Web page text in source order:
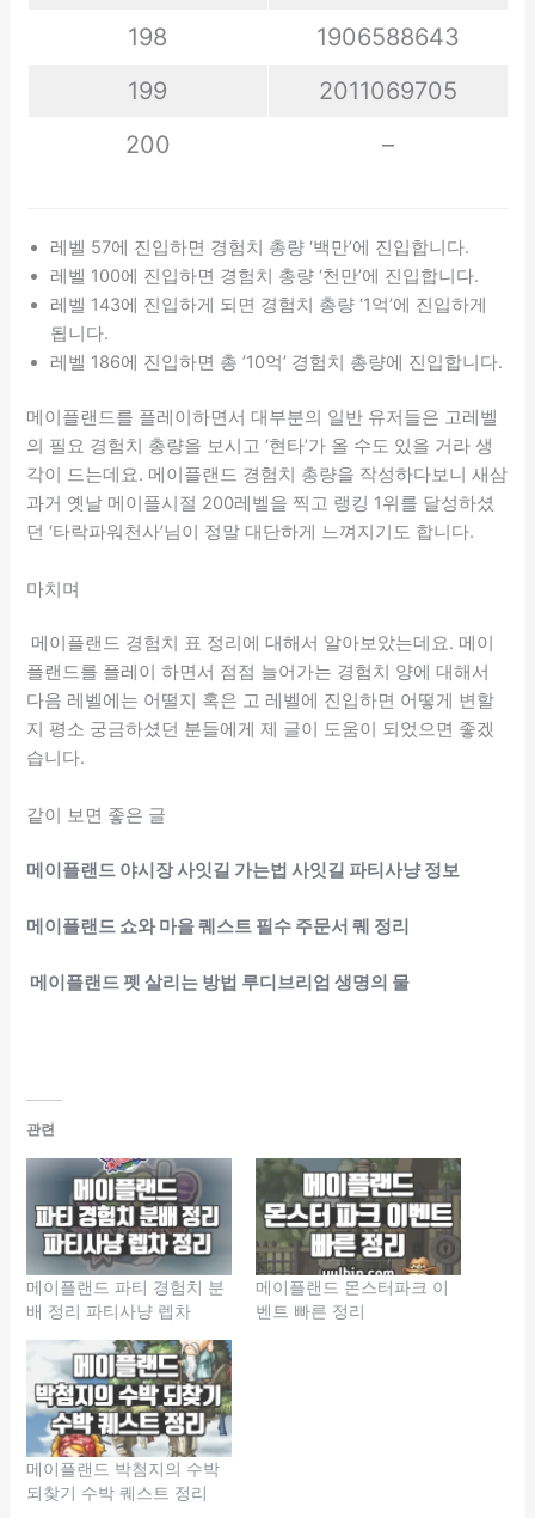
198
1906588643
199
2011069705
200
–
레벨 57에 진입하면 경험치 총량 ‘백만’에 진입합니다.
레벨 100에 진입하면 경험치 총량 ‘천만’에 진입합니다.
레벨 143에 진입하게 되면 경험치 총량 ‘1억’에 진입하게
됩니다.
레벨 186에 진입하면 총 ’10억’ 경험치 총량에 진입합니다.
메이플랜드를 플레이하면서 대부분의 일반 유저들은 고레벨
의 필요 경험치 총량을 보시고 ‘현타’가 올 수도 있을 거라 생
각이 드는데요. 메이플랜드 경험치 총량을 작성하다보니 새삼
과거 옛날 메이플시절 200레벨을 찍고 랭킹 1위를 달성하셨
던 ‘타락파워천사’님이 정말 대단하게 느껴지기도 합니다.
마치며
메이플랜드 경험치 표 정리에 대해서 알아보았는데요. 메이
플랜드를 플레이 하면서 점점 늘어가는 경험치 양에 대해서
다음 레벨에는 어떨지 혹은 고 레벨에 진입하면 어떻게 변할
지 평소 궁금하셨던 분들에게 제 글이 도움이 되었으면 좋겠
습니다.
같이 보면 좋은 글
메이플랜드 야시장 사잇길 가는법 사잇길 파티사냥 정보
메이플랜드 쇼와 마을 퀘스트 필수 주문서 퀘 정리
메이플랜드 펫 살리는 방법 루디브리엄 생명의 물
관련
메이플랜드 파티 경험치 분
배 정리 파티사냥 렙차
메이플랜드 몬스터파크 이
벤트 빠른 정리
메이플랜드 박첨지의 수박
되찾기 수박 퀘스트 정리